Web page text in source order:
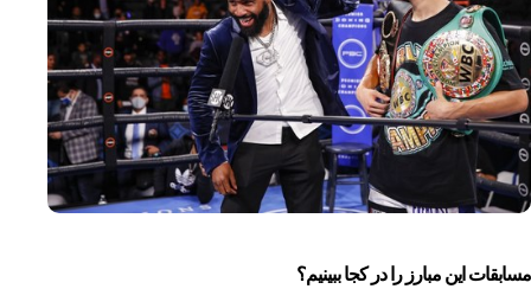
مسابقات این مبارز را در کجا ببینیم؟